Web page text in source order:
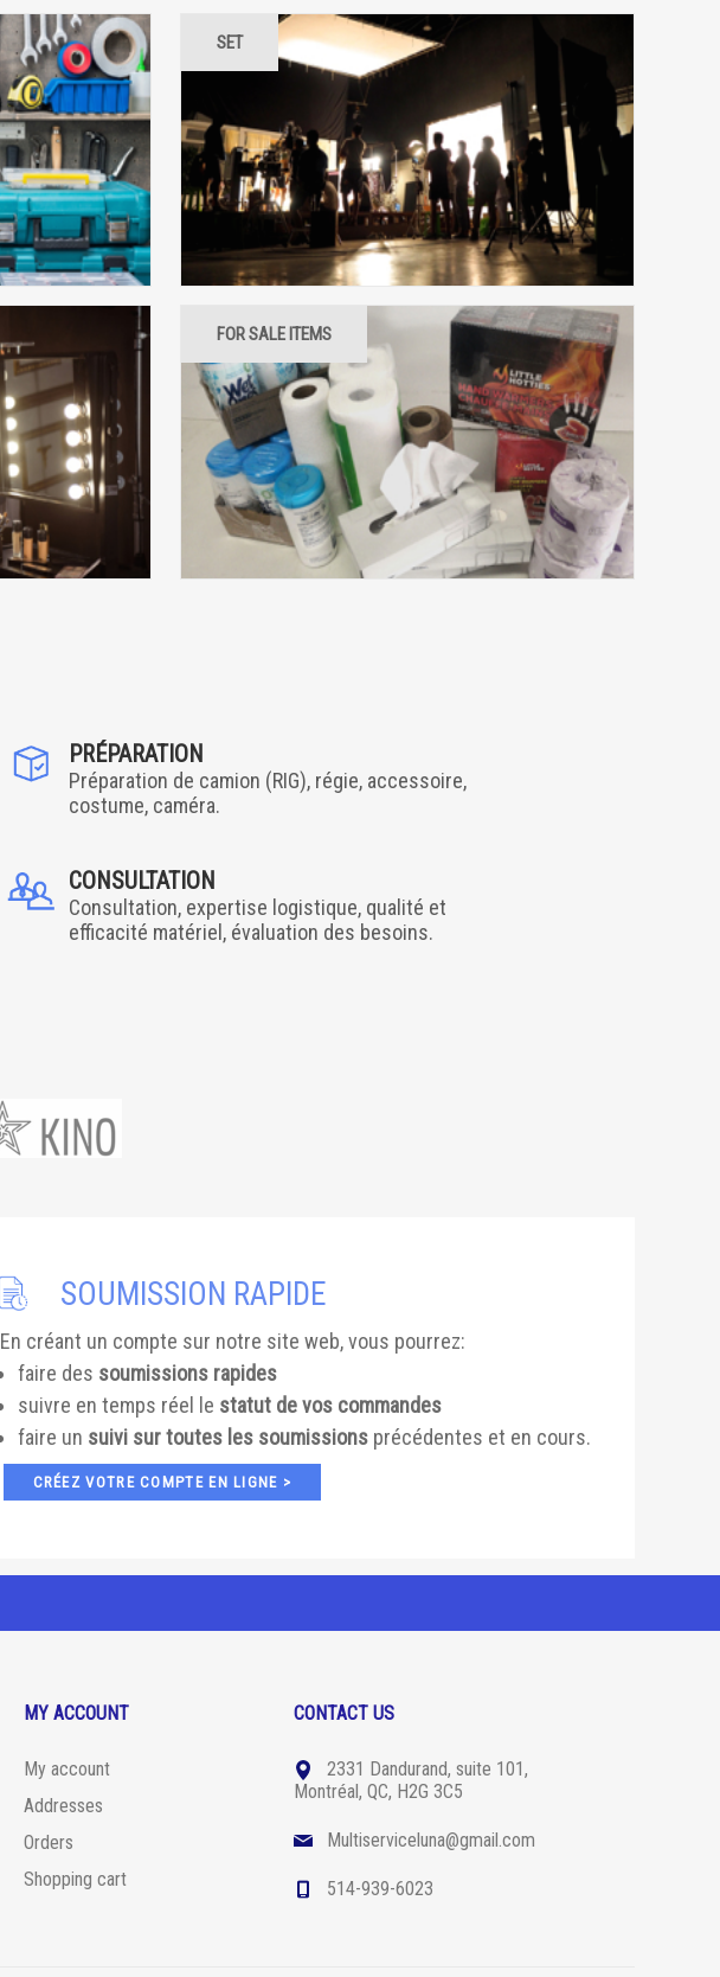
SET
VIDEO VILLAGE
WEATHER PROTECTION
FOR SALE ITEMS
PRÉPARATION
Préparation de camion (RIG), régie, accessoire,
costume, caméra.
CONSULTATION
Consultation, expertise logistique, qualité et
efficacité matériel, évaluation des besoins.
SOUMISSION RAPIDE
En créant un compte sur notre site web, vous pourrez:
faire des soumissions rapides
suivre en temps réel le statut de vos commandes
faire un suivi sur toutes les soumissions précédentes et en cours.
CRÉEZ VOTRE COMPTE EN LIGNE >
MY ACCOUNT
My account
Addresses
Orders
Shopping cart
CONTACT US
2331 Dandurand, suite 101,
Montréal, QC, H2G 3C5
Multiserviceluna@gmail.com
514-939-6023